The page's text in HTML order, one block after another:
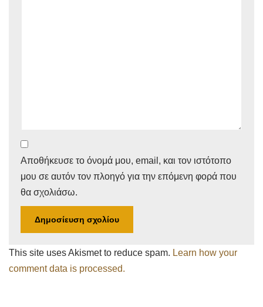
Αποθήκευσε το όνομά μου, email, και τον ιστότοπο
μου σε αυτόν τον πλοηγό για την επόμενη φορά που
θα σχολιάσω.
This site uses Akismet to reduce spam. Learn how your
comment data is processed.